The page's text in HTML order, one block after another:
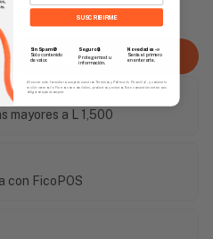
Promedio
Agregar al carrito
mayores a L 1,500
con FicoPOS
SUSCRIBIRME
Sin Spam 🚫
Solo contenido
de valor.
Seguro 🔒
Protegemos tu
información.
Novedades📣
Serás el primero
en enterarte.
Al enviar este formulario, aceptás nuestros Términos y Política de Privacidad, y consentís
recibir correos de Fierros con novedades, productos y eventos. Este consentimiento no es
obligatorio para comprar.